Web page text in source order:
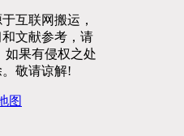
互联网搬运，
文献参考，请
如果有侵权之处
敬请谅解!
图